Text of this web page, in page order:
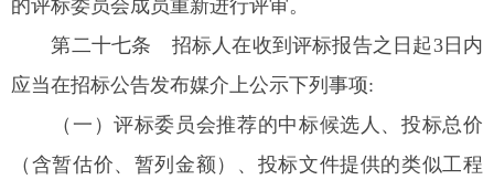
的评标委员会成员重新进行评审。
第二十七条 招标人在收到评标报告之日起3日内
应当在招标公告发布媒介上公示下列事项:
（一）评标委员会推荐的中标候选人、投标总价
（含暂估价、暂列金额）、投标文件提供的类似工程